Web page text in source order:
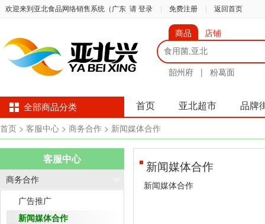
欢迎来到亚北食品网络销售系统（广东 请 登录 免费注册 返回首页
商品 店铺
韶州府 | 粉葛面
全部商品分类 首页 亚北超市 品牌
首页 > 客服中心 > 商务合作 > 新闻媒体合作
客服中心
商务合作
广告推广
新闻媒体合作
新闻媒体合作
新闻媒体合作